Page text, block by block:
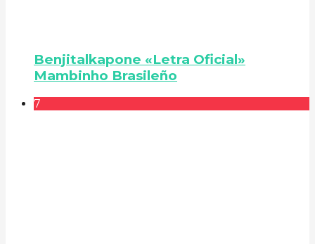
Benjitalkapone «Letra Oficial»
Mambinho Brasileño
7